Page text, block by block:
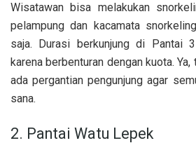
Wisatawan bisa melakukan
pelampung dan kacamata
saja. Durasi berkunjung di Pantai
karena berbenturan dengan kuota.
ada pergantian pengunjung agar
sana.
2. Pantai Watu Lepek